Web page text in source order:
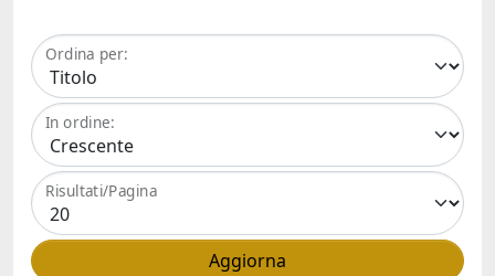
Ordina per:
In ordine:
Risultati/Pagina